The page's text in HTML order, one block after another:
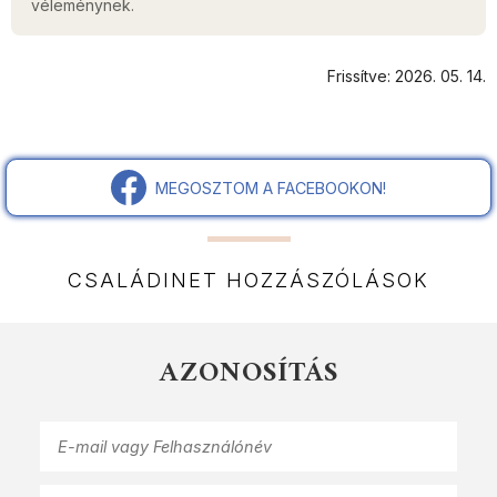
véleménynek.
Frissítve: 2026. 05. 14.
MEGOSZTOM A FACEBOOKON!
CSALÁDINET HOZZÁSZÓLÁSOK
AZONOSÍTÁS